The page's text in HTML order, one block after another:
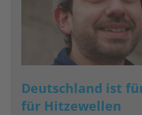
Deutschland ist
für Hitzewellen